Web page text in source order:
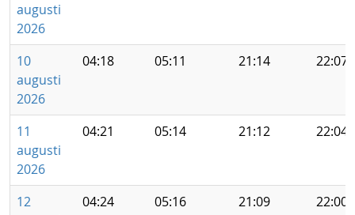
augusti
2026
10
augusti
2026
04:18 05:11 21:14 22:07
11
augusti
2026
04:21 05:14 21:12 22:04
12
04:24 05:16 21:09 22:00